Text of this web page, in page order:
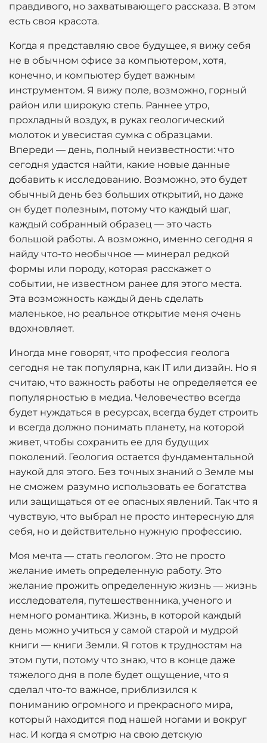
правдивого, но захватывающего рассказа. В этом
есть своя красота.
Когда я представляю свое будущее, я вижу себя
не в обычном офисе за компьютером, хотя,
конечно, и компьютер будет важным
инструментом. Я вижу поле, возможно, горный
район или широкую степь. Раннее утро,
прохладный воздух, в руках геологический
молоток и увесистая сумка с образцами.
Впереди — день, полный неизвестности: что
сегодня удастся найти, какие новые данные
добавить к исследованию. Возможно, это будет
обычный день без больших открытий, но даже
он будет полезным, потому что каждый шаг,
каждый собранный образец — это часть
большой работы. А возможно, именно сегодня я
найду что-то необычное — минерал редкой
формы или породу, которая расскажет о
событии, не известном ранее для этого места.
Эта возможность каждый день сделать
маленькое, но реальное открытие меня очень
вдохновляет.
Иногда мне говорят, что профессия геолога
сегодня не так популярна, как IT или дизайн. Но я
считаю, что важность работы не определяется ее
популярностью в медиа. Человечество всегда
будет нуждаться в ресурсах, всегда будет строить
и всегда должно понимать планету, на которой
живет, чтобы сохранить ее для будущих
поколений. Геология остается фундаментальной
наукой для этого. Без точных знаний о Земле мы
не сможем разумно использовать ее богатства
или защищаться от ее опасных явлений. Так что я
чувствую, что выбрал не просто интересную для
себя, но и действительно нужную профессию.
Моя мечта — стать геологом. Это не просто
желание иметь определенную работу. Это
желание прожить определенную жизнь — жизнь
исследователя, путешественника, ученого и
немного романтика. Жизнь, в которой каждый
день можно учиться у самой старой и мудрой
книги — книги Земли. Я готов к трудностям на
этом пути, потому что знаю, что в конце даже
тяжелого дня в поле будет ощущение, что я
сделал что-то важное, приблизился к
пониманию огромного и прекрасного мира,
который находится под нашей ногами и вокруг
нас. И когда я смотрю на свою детскую